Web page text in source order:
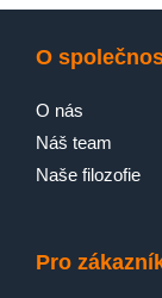
O
O nás
Náš team
Naše filozofie
Pro